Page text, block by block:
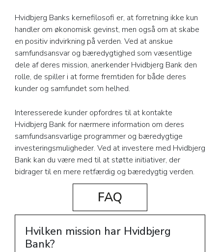
Hvidbjerg Banks kernefilosofi er, at forretning ikke kun
handler om økonomisk gevinst, men også om at skabe
en positiv indvirkning på verden. Ved at anskue
samfundsansvar og bæredygtighed som væsentlige
dele af deres mission, anerkender Hvidbjerg Bank den
rolle, de spiller i at forme fremtiden for både deres
kunder og samfundet som helhed.
Interesserede kunder opfordres til at kontakte
Hvidbjerg Bank for nærmere information om deres
samfundsansvarlige programmer og bæredygtige
investeringsmuligheder. Ved at investere med Hvidbjerg
Bank kan du være med til at støtte initiativer, der
bidrager til en mere retfærdig og bæredygtig verden.
FAQ
Hvilken mission har Hvidbjerg
Bank?